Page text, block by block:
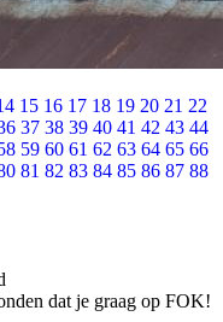
15 16 17 18 19 20 21 22
37 38 39 40 41 42 43 44
59 60 61 62 63 64 65 66
81 82 83 84 85 86 87 88
dat je graag op FOK!